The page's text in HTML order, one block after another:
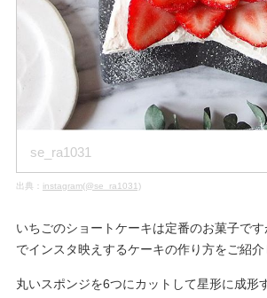
se_ra1031
出典： instagram(@se_ra1031)
いちごのショートケーキは定番のお菓子で
でインスタ映えするケーキの作り方をご紹介
丸いスポンジを6つにカットして星形に成形